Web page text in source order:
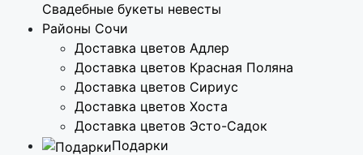
Свадебные букеты невесты
Районы Сочи
Доставка цветов Адлер
Доставка цветов Красная Поляна
Доставка цветов Сириус
Доставка цветов Хоста
Доставка цветов Эсто-Садок
Подарки